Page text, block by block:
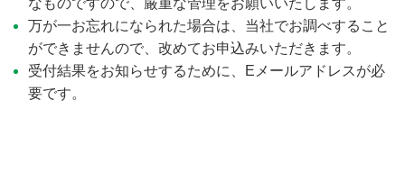
万が一お忘れになられた場合は、当社でお調べすること
ができませんので、改めてお申込みいただきます。
受付結果をお知らせするために、Eメールアドレスが必
要です。